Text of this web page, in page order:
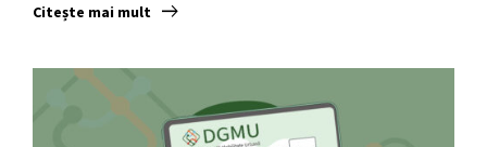
Citește mai mult